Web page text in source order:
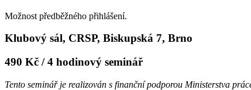
Možnost předběžného přihlášení.
Klubový sál, CRSP, Biskupská 7, Brno
490 Kč / 4 hodinový seminář
Tento seminář je realizován s finanční podporou Ministerstva